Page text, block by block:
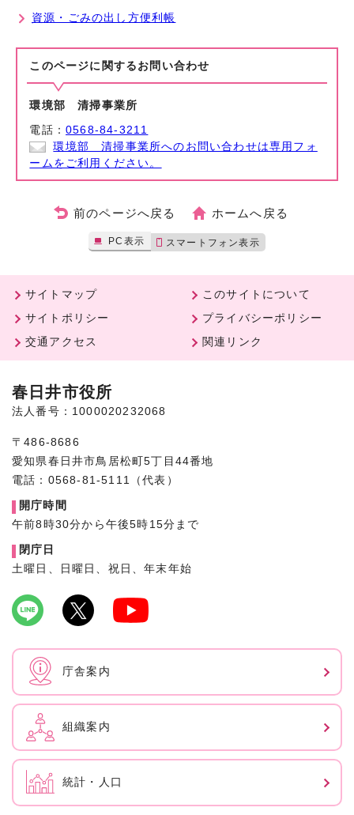
資源・ごみの出し方便利帳
このページに関する お問い合わせ
環境部 清掃事業所
電話：0568-84-3211
環境部 清掃事業所へのお問い合わせは専用フォ
ームをご利用ください。
前のページへ戻る ホームへ戻る
PC表示 スマートフォン表示
サイトマップ
このサイトについて
サイトポリシー
プライバシーポリシー
交通アクセス
関連リンク
春日井市役所
法人番号：1000020232068
〒486-8686
愛知県春日井市鳥居松町5丁目44番地
電話：0568-81-5111（代表）
開庁時間
午前8時30分から午後5時15分まで
閉庁日
土曜日、日曜日、祝日、年末年始
庁舎案内
組織案内
統計・人口